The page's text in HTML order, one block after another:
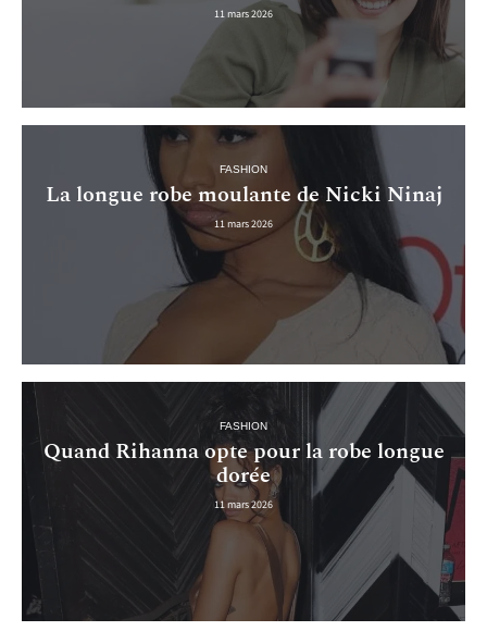
11 mars 2026
FASHION
La longue robe moulante de Nicki Ninaj
11 mars 2026
FASHION
Quand Rihanna opte pour la robe longue
dorée
11 mars 2026